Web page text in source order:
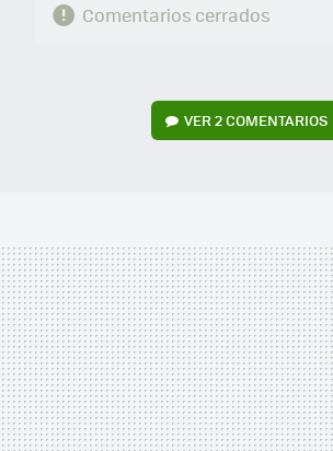
Comentarios cerrados
VER2 COMENTARIOS